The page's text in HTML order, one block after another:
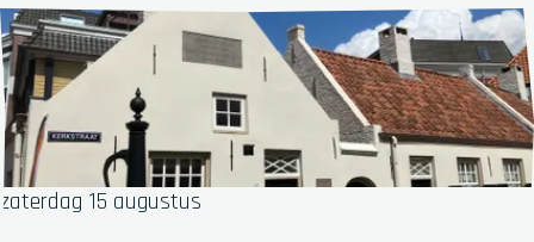
k
j
e
t
u
m
o
p
:
r
t
e
e
r
o
pzaterdag 15 augustus